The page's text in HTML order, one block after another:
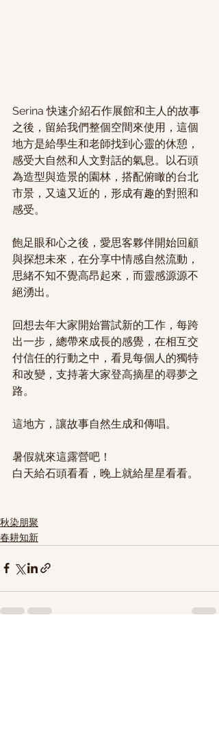
Serina 快速介紹石作展館和主人的故事
之後，留給我們整個空間來使用，這個
地方是給學生和老師找到心靈的休憩，
感受大自然和人文對話的氣息。以石頭
為造型與造景的園林，搭配俯瞰的台北
市景，又遠又近的，形成有趣的對照和
感受。
飽足眼和心之後，愛思客夥伴開始回顧
與探想未來，在分享中情感自然流動，
思緒不知不覺高昂起來，而靈感源源不
絕湧出。
回想去年大家開始嘗試新的工作，每跨
出一步，總帶來成長的感覺，在相互交
付信任的行動之中，看見每個人的獨特
和改變，支持著大家登高摘星的尋夢之
路。
這地方，讓故事自然生成和傳唱。
暑假就來這露營吧！
白天給石頭看看，晚上就給星星看看。
秋染朋聚
春耕知新